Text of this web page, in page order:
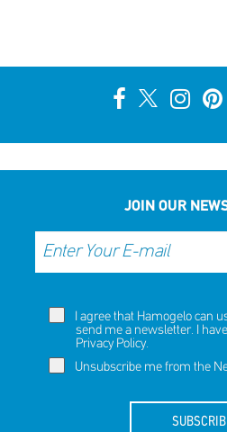
JOIN OUR
I agree that Hamogelo can
send me a newsletter. I
Privacy Policy.
Unsubscribe me from the